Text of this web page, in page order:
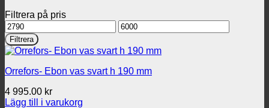
Filtrera på pris
Min
pris
Max
pris
Filtrera
Orrefors- Ebon vas svart h 190 mm
4 995.00 kr
Lägg till i varukorg